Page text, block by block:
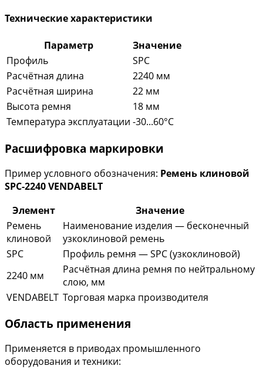
Технические характеристики
Параметр
Значение
Профиль
SPC
Расчётная длина
2240 мм
Расчётная ширина
22 мм
Высота ремня
18 мм
Температура эксплуатации -30...60°C
Расшифровка маркировки
Пример условного обозначения: Ремень клиновой
SPC-2240 VENDABELT
Элемент
Значение
Ремень
клиновой
Наименование изделия — бесконечный
узкоклиновой ремень
SPC
Профиль ремня — SPC (узкоклиновой)
2240 мм
Расчётная длина ремня по нейтральному
слою, мм
VENDABELT Торговая марка производителя
Область применения
Применяется в приводах промышленного
оборудования и техники: